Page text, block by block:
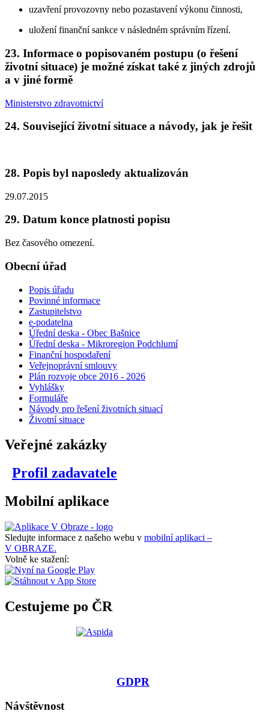
uzavření provozovny nebo pozastavení výkonu činnosti,
uložení finanční sankce v následném správním řízení.
23. Informace o popisovaném postupu (o řešení
životní situace) je možné získat také z jiných zdrojů
a v jiné formě
Ministerstvo zdravotnictví
24. Související životní situace a návody, jak je řešit
28. Popis byl naposledy aktualizován
29.07.2015
29. Datum konce platnosti popisu
Bez časového omezení.
Obecní úřad
Popis úřadu
Povinné informace
Zastupitelstvo
e-podatelna
Úřední deska - Obec Bašnice
Úřední deska - Mikroregion Podchlumí
Finanční hospodaření
Veřejnoprávní smlouvy
Plán rozvoje obce 2016 - 2026
Vyhlášky
Formuláře
Návody pro řešení životních situací
Životní situace
Veřejné zakázky
Profil zadavatele
Mobilní aplikace
Sledujte informace z našeho webu v mobilní aplikaci –
V OBRAZE.
Volně ke stažení:
Cestujeme po ČR
GDPR
Návštěvnost